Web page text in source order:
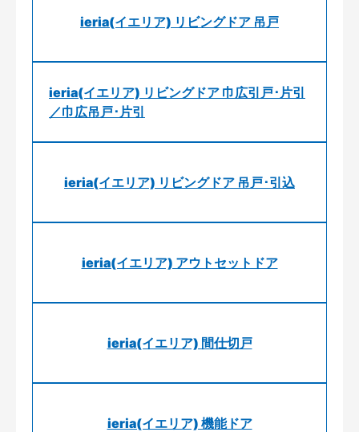
ieria(イエリア) リビングドア 吊戸
ieria(イエリア) リビングドア 巾広引戸･片引
／巾広吊戸･片引
ieria(イエリア) リビングドア 吊戸･引込
ieria(イエリア) アウトセットドア
ieria(イエリア) 間仕切戸
ieria(イエリア) 機能ドア